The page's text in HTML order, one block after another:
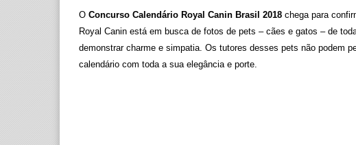
O Concurso Calendário Royal Canin Brasil 2018 chega para
Royal Canin está em busca de fotos de pets – cães e gatos – de
demonstrar charme e simpatia. Os tutores desses pets não podem
calendário com toda a sua elegância e porte.